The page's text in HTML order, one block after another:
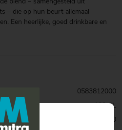
blend – samengesteld uit
– die op hun beurt allemaal
Een heerlijke, goed drinkbare en
0583812000
100 CL
40,0